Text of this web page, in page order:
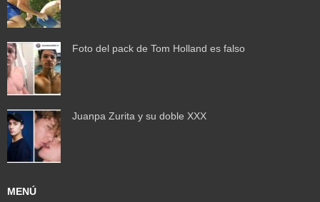
Foto del pack de Tom Holland es falso
Juanpa Zurita y su doble XXX
MENÚ